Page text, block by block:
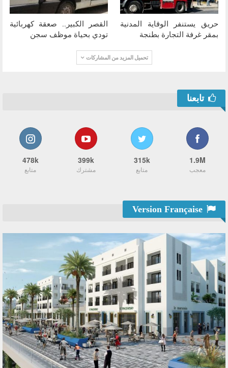
حريق يستنفر الوقاية المدنية
بمقر غرفة التجارة بطنجة
القصر الكبير.. صعقة كهربائية
تودي بحياة موظف سجن
تحميل المزيد من المشاركات
تابعنا
1.9M
معجب
315k
متابع
399k
مشترك
478k
متابع